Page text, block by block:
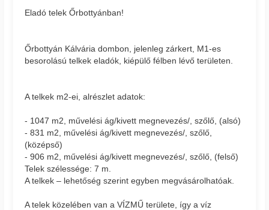
Eladó telek Őrbottyánban!
Őrbottyán Kálvária dombon, jelenleg zárkert, M1-es
besorolású telkek eladók, kiépülő félben lévő területen.
A telkek m2-ei, alrészlet adatok:
- 1047 m2, művelési ág/kivett megnevezés/, szőlő, (alsó)
- 831 m2, művelési ág/kivett megnevezés/, szőlő,
(középső)
- 906 m2, művelési ág/kivett megnevezés/, szőlő, (felső)
Telek szélessége: 7 m.
A telkek – lehetőség szerint egyben megvásárolhatóak.
A telek közelében van a VÍZMŰ területe, így a víz